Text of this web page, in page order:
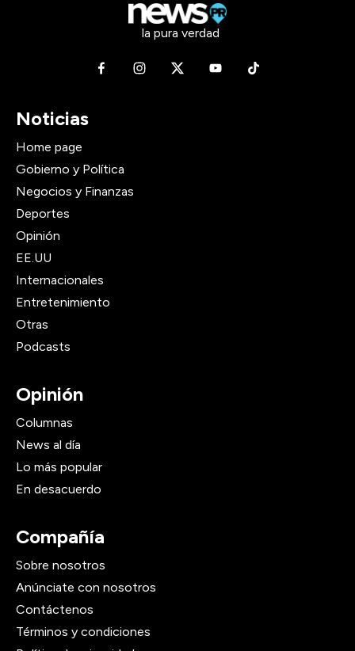
la pura verdad
Noticias
Home page
Gobierno y Política
Negocios y Finanzas
Deportes
Opinión
EE.UU
Internacionales
Entretenimiento
Otras
Podcasts
Opinión
Columnas
News al día
Lo más popular
En desacuerdo
Compañía
Sobre nosotros
Anúnciate con nosotros
Contáctenos
Términos y condiciones